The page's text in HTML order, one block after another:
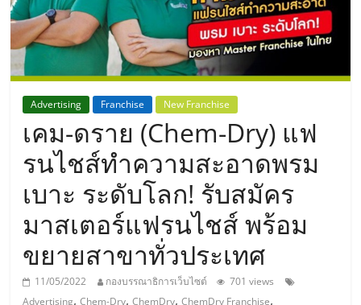
ThaiSMEsCenter,
รวม
ธุรกิจ
เอ
ส
เอ็
มอี
Advertising Franchise New Franchise
เคม-ดราย (Chem-Dry) แฟ
รนไชส์ทำความสะอาดพรม
เบาะ ระดับโลก! รับสมัคร
มาสเตอร์แฟรนไชส์ พร้อม
ขยายสาขาทั่วประเทศ
11/05/2022 กองบรรณาธิการเว็บไซต์
701 views
Advertising,Chem-Dry,ChemDry,ChemDry Franchise,